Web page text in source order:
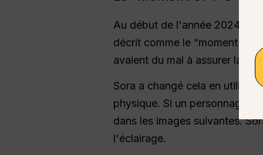
Au début de l'année 2024 et
décrit comme le “moment
avaient du mal à assurer la
Sora a changé cela en
physique. Si un personnage
dans les images suivantes.
l'éclairage.